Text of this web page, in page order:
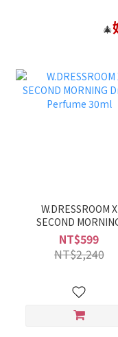
🎄
W.DRESSROOM X
SECOND
Dress Perfume
NT$599
NT$2,240